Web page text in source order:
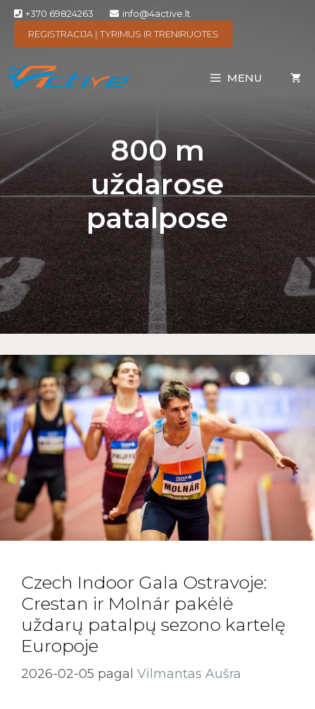
+370 69824263
info@4active.lt
REGISTRACIJA Į TYRIMUS IR TRENIRUOTES
MENU
800 m
uždarose
patalpose
Czech Indoor Gala Ostravoje:
Crestan ir Molnár pakėlė
uždarų patalpų sezono kartelę
Europoje
2026-02-05 pagal Vilmantas Aušra